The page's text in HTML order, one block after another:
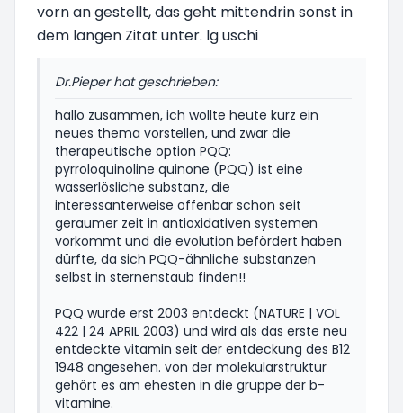
vorn an gestellt, das geht mittendrin sonst in
dem langen Zitat unter. lg uschi
Dr.Pieper hat geschrieben:
hallo zusammen, ich wollte heute kurz ein
neues thema vorstellen, und zwar die
therapeutische option PQQ:
pyrroloquinoline quinone (PQQ) ist eine
wasserlösliche substanz, die
interessanterweise offenbar schon seit
geraumer zeit in antioxidativen systemen
vorkommt und die evolution befördert haben
dürfte, da sich PQQ-ähnliche substanzen
selbst in sternenstaub finden!!
PQQ wurde erst 2003 entdeckt (NATURE | VOL
422 | 24 APRIL 2003) und wird als das erste neu
entdeckte vitamin seit der entdeckung des B12
1948 angesehen. von der molekularstruktur
gehört es am ehesten in die gruppe der b-
vitamine.